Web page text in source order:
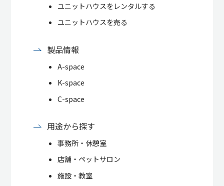
ユニットハウスをレンタルする
ユニットハウスを売る
製品情報
A-space
K-space
C-space
用途から探す
事務所・休憩室
店舗・ペットサロン
施設・教室